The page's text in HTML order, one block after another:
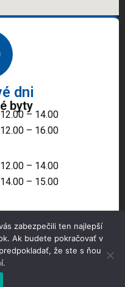
dni
byty
– 14.00
– 16.00
– 14.00
– 15.00
mesta, n.o.,
zabezpečili ten najlepší
Ak budete pokračovať v
že ste s ňou